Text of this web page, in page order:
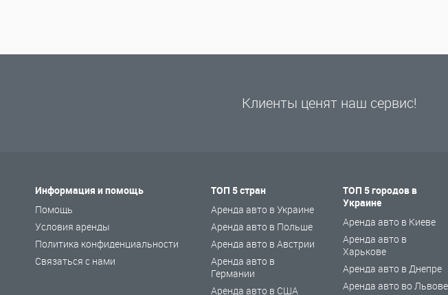
Клиенты ценят наш сервис!
Информация и помощь
Помощь
Условия аренды
Политика конфиденциальности
Связаться с нами
ТОП 5 стран
Аренда авто в Украине
Аренда авто в Польше
Аренда авто в Австрии
Аренда авто в
Германии
Аренда авто в США
ТОП 5 городов в
Украине
Аренда авто в Киеве
Аренда авто в
Харькове
Аренда авто в Днепре
Аренда авто во Львове